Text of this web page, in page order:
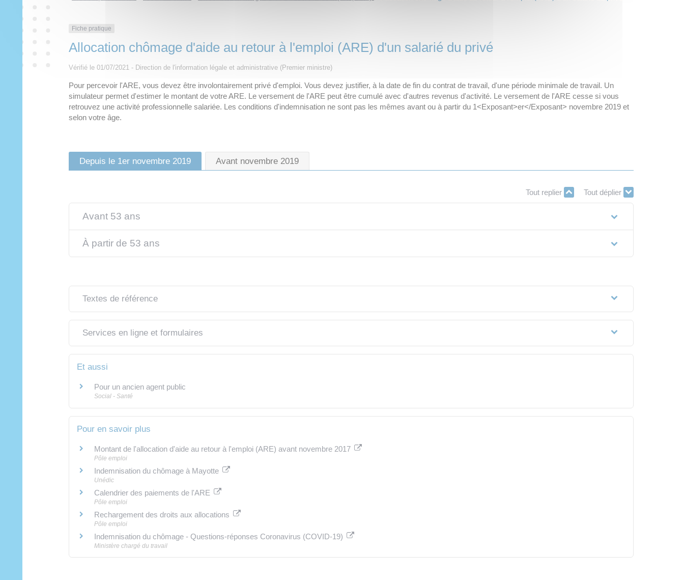
Fiche pratique
Allocation chômage d'aide au retour à l'emploi (ARE) d'un salarié du privé
Vérifié le 01/07/2021 - Direction de l'information légale et administrative (Premier ministre)
Pour percevoir l'ARE, vous devez être involontairement privé d'emploi. Vous devez justifier, à la date de fin du contrat de travail, d'une période minimale de travail. Un
simulateur permet d'estimer le montant de votre ARE. Le versement de l'ARE peut être cumulé avec d'autres revenus d'activité. Le versement de l'ARE cesse si vous
retrouvez une activité professionnelle salariée. Les conditions d'indemnisation ne sont pas les mêmes avant ou à partir du 1<Exposant>er</Exposant> novembre 2019 et
selon votre âge.
Depuis le 1er novembre 2019 Avant novembre 2019
Tout replier Tout déplier
Avant 53 ans
À partir de 53 ans
Textes de référence
Services en ligne et formulaires
Et aussi
Pour un ancien agent public
Social - Santé
Pour en savoir plus
Montant de l'allocation d'aide au retour à l'emploi (ARE) avant novembre 2017
Pôle emploi
Indemnisation du chômage à Mayotte
Unédic
Calendrier des paiements de l'ARE
Pôle emploi
Rechargement des droits aux allocations
Pôle emploi
Indemnisation du chômage - Questions-réponses Coronavirus (COVID-19)
Ministère chargé du travail